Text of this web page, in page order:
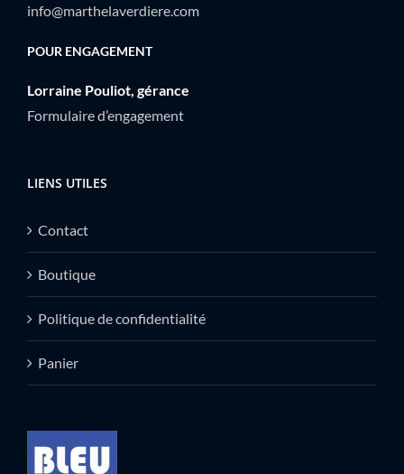
info@marthelaverdiere.com
POUR ENGAGEMENT
Lorraine Pouliot, gérance
Formulaire d’engagement
LIENS UTILES
Contact
Boutique
Politique de confidentialité
Panier